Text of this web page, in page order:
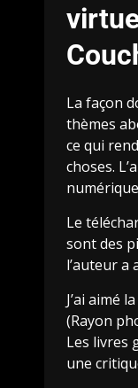
La façon
thèmes
ce qui
choses.
Le
sont des
l’auteur a
J’ai aimé
(Rayon
Les livres
une